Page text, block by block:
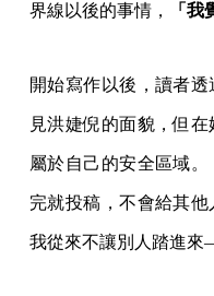
界線以後的事情， 「
開始寫作以後，讀者
見洪婕倪的面貌，但
屬於自己的安全區域
完就投稿，不會給其他
我從來不讓別人踏進